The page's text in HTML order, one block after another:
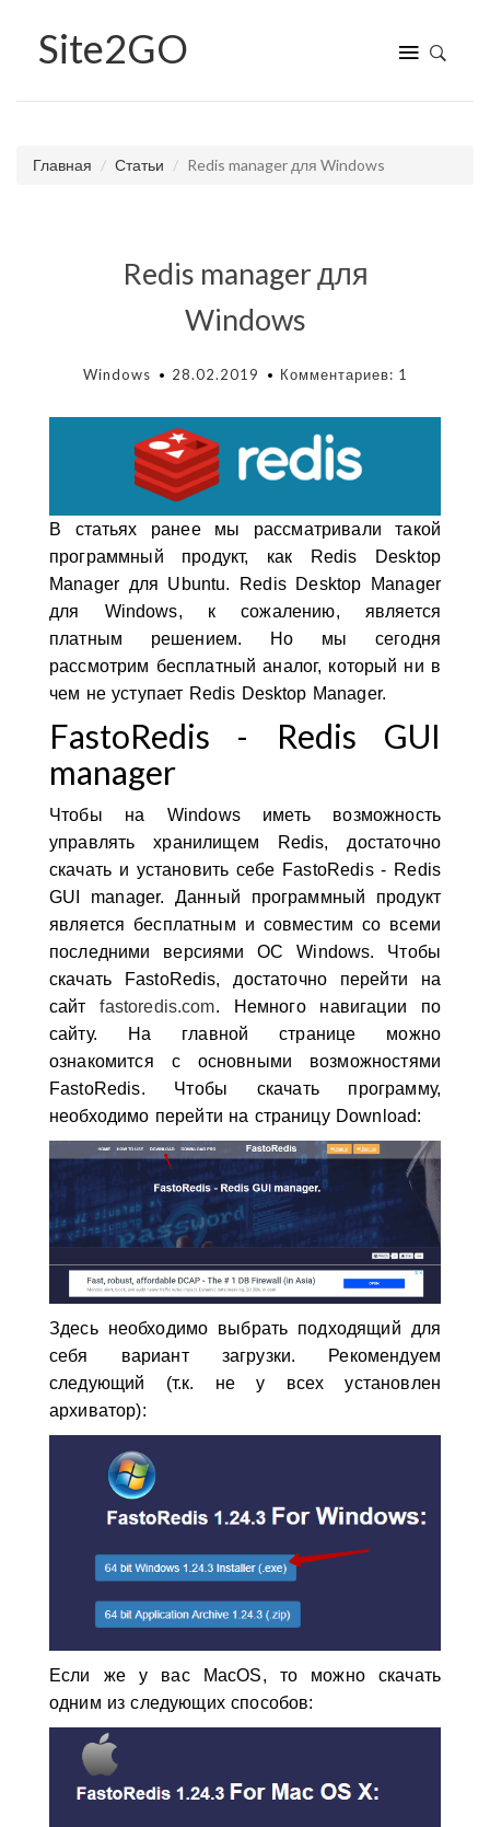
Site2GO
Главная Статьи Redis manager для Windows
Redis manager для
Windows
Windows 28.02.2019 Комментариев: 1
В статьях ранее мы рассматривали такой
программный продукт, как Redis Desktop
Manager для Ubuntu. Redis Desktop Manager
для Windows, к сожалению, является
платным решением. Но мы сегодня
рассмотрим бесплатный аналог, который ни в
чем не уступает Redis Desktop Manager.
FastoRedis - Redis GUI
manager
Чтобы на Windows иметь возможность
управлять хранилищем Redis, достаточно
скачать и установить себе FastoRedis - Redis
GUI manager. Данный программный продукт
является бесплатным и совместим со всеми
последними версиями ОС Windows. Чтобы
скачать FastoRedis, достаточно перейти на
сайтfastoredis.com. Немного навигации по
сайту. На главной странице можно
ознакомится с основными возможностями
FastoRedis. Чтобы скачать программу,
необходимо перейти на страницу Download:
Здесь необходимо выбрать подходящий для
себя вариант загрузки. Рекомендуем
следующий (т.к. не у всех установлен
архиватор):
Если же у вас MacOS, то можно скачать
одним из следующих способов: